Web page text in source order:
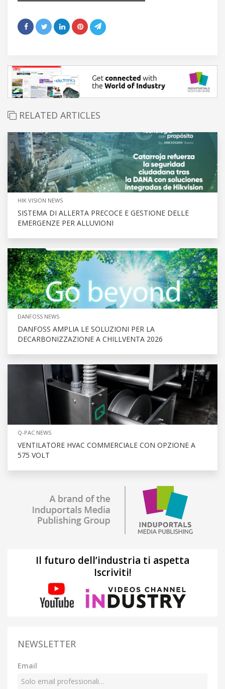
RELATED ARTICLES
HIK VISION NEWS
SISTEMA DI ALLERTA PRECOCE E GESTIONE DELLE
EMERGENZE PER ALLUVIONI
DANFOSS NEWS
DANFOSS AMPLIA LE SOLUZIONI PER LA
DECARBONIZZAZIONE A CHILLVENTA 2026
Q-PAC NEWS
VENTILATORE HVAC COMMERCIALE CON OPZIONE A
575 VOLT
Il futuro dell’industria ti aspetta
Iscriviti!
NEWSLETTER
Email